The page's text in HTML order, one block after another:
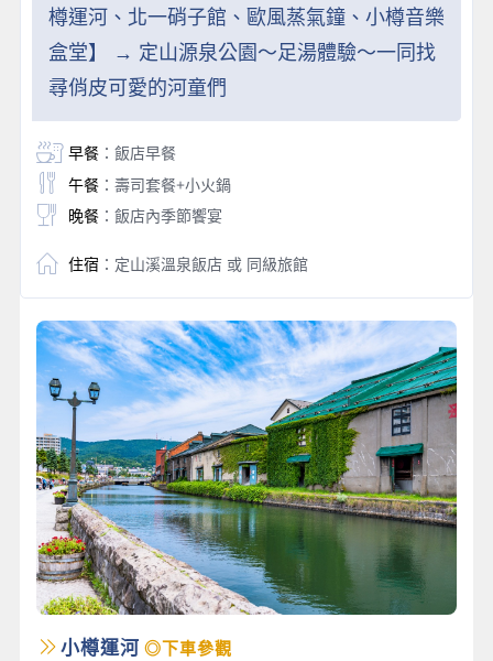
樽運河、北一硝子館、歐風蒸氣鐘、小樽音樂
盒堂】 → 定山源泉公園～足湯體驗～一同找
尋俏皮可愛的河童們
早餐：飯店早餐
午餐：壽司套餐+小火鍋
晚餐：飯店內季節饗宴
住宿 ：定山溪溫泉飯店 或 同級旅館
小樽運河 ◎下車參觀